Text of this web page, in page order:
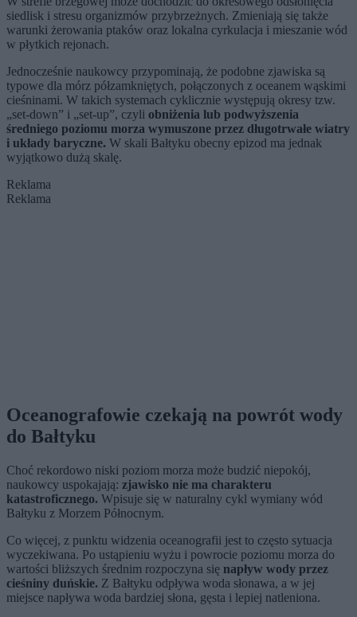
siedlisk i stresu organizmów przybrzeżnych. Zmieniają się także
warunki żerowania ptaków oraz lokalna cyrkulacja i mieszanie wód
w płytkich rejonach.
Jednocześnie naukowcy przypominają, że podobne zjawiska są
typowe dla mórz półzamkniętych, połączonych z oceanem wąskimi
cieśninami. W takich systemach cyklicznie występują okresy tzw.
„set-down” i „set-up”, czyli obniżenia lub podwyższenia
średniego poziomu morza wymuszone przez długotrwałe wiatry
i układy baryczne. W skali Bałtyku obecny epizod ma jednak
wyjątkowo dużą skalę.
Reklama
Reklama
Oceanografowie czekają na powrót wody
do Bałtyku
Choć rekordowo niski poziom morza może budzić niepokój,
naukowcy uspokajają: zjawisko nie ma charakteru
katastroficznego. Wpisuje się w naturalny cykl wymiany wód
Bałtyku z Morzem Północnym.
Co więcej, z punktu widzenia oceanografii jest to często sytuacja
wyczekiwana. Po ustąpieniu wyżu i powrocie poziomu morza do
wartości bliższych średnim rozpoczyna się napływ wody przez
cieśniny duńskie. Z Bałtyku odpływa woda słonawa, a w jej
miejsce napływa woda bardziej słona, gęsta i lepiej natleniona.